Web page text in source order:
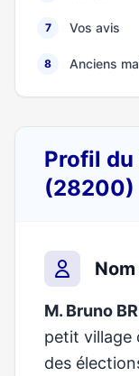
7 Vos avis
8 Anciens
Profil du
(28200)
M. Bruno
petit village
des